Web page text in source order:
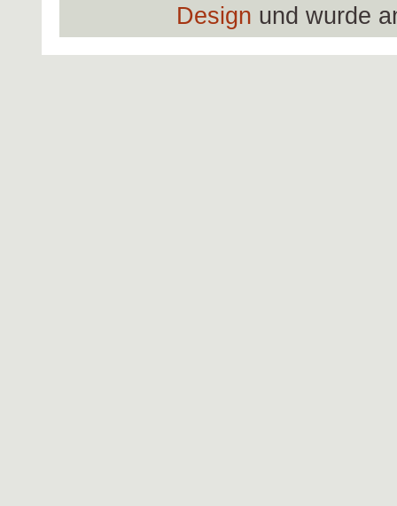
Design und wurde